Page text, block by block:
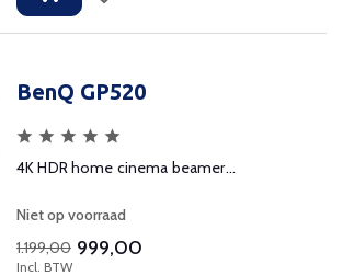
BenQ GP520
4K HDR home cinema beamer...
Niet op voorraad
1.199,00 999,00
Incl. BTW